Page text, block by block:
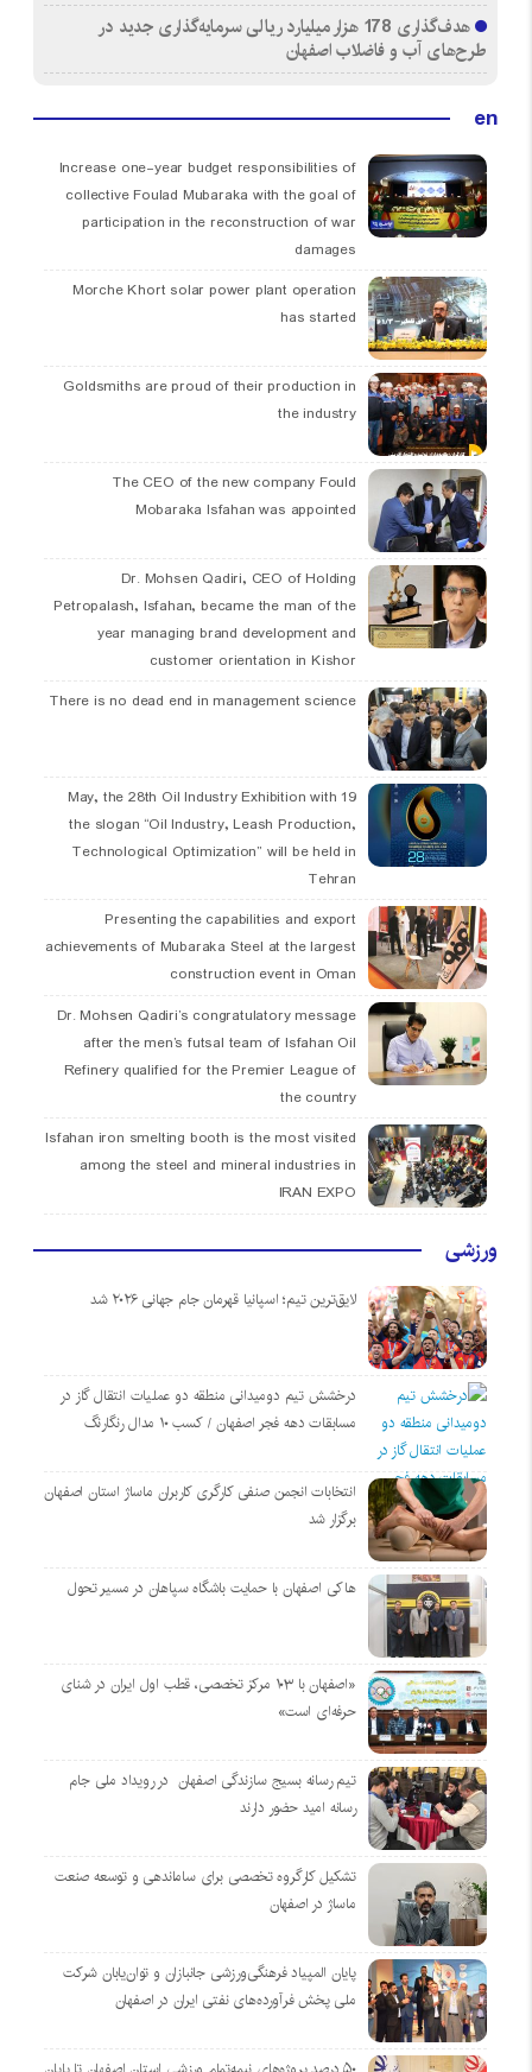
هدف‌گذاری 178 هزار میلیارد ریالی سرمایه‌گذاری جدید در
طرح‌های آب و فاضلاب اصفهان
en
Increase one-year budget responsibilities of
collective Foulad Mubaraka with the goal of
participation in the reconstruction of war
damages
Morche Khort solar power plant operation
has started
Goldsmiths are proud of their production in
the industry
The CEO of the new company Fould
Mobaraka Isfahan was appointed
Dr. Mohsen Qadiri, CEO of Holding
Petropalash, Isfahan, became the man of the
year managing brand development and
customer orientation in Kishor
There is no dead end in management science
19 May, the 28th Oil Industry Exhibition with
the slogan “Oil Industry, Leash Production,
Technological Optimization” will be held in
Tehran
Presenting the capabilities and export
achievements of Mubaraka Steel at the largest
construction event in Oman
Dr. Mohsen Qadiri’s congratulatory message
after the men’s futsal team of Isfahan Oil
Refinery qualified for the Premier League of
the country
Isfahan iron smelting booth is the most visited
among the steel and mineral industries in
IRAN EXPO
ورزشی
لایق‌ترین تیم؛ اسپانیا قهرمان جام جهانی ۲۰۲۶ شد
درخشش تیم دومیدانی منطقه دو عملیات انتقال گاز در
مسابقات دهه فجر اصفهان / کسب ۱۰ مدال رنگارنگ
انتخابات انجمن صنفی کارگری کاربران ماساژ استان اصفهان
برگزار شد
هاکی اصفهان با حمایت باشگاه سپاهان در مسیر تحول
«اصفهان با ۱۰۳ مرکز تخصصی، قطب اول ایران در شنای
حرفه‌ای است»
تیم رسانه بسیج سازندگی اصفهان در رویداد ملی جام
رسانه امید حضور دارند
تشکیل کارگروه تخصصی برای ساماندهی و توسعه صنعت
ماساژ در اصفهان
پایان المپیاد فرهنگی‌ورزشی جانبازان و توان‌یابان شرکت
ملی پخش فرآورده‌های نفتی ایران در اصفهان